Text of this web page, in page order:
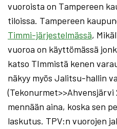
vuoroista on Tampereen
tiloissa. Tampereen
Timmi-järjestelmässä,
vuoroa on käyttömässä
katso TImmistä kenen
näkyy myös Jalitsu-hallin
(Tekonurmet>>Ahvensjärvi
mennään aina, koska sen
laskutus. TPV:n vuorojen